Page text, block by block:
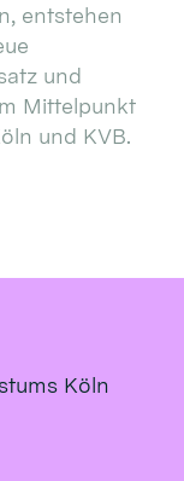
entstehen
und
Mittelpunkt
und KVB.
Köln